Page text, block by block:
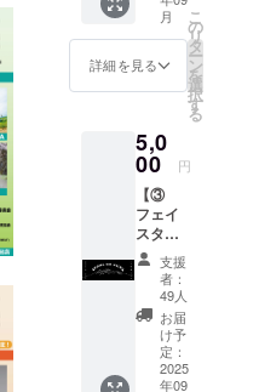
主企画の開
催、 デモ
テープの作
を行う。
同じく弘前
で活動して
CREEPSと
の共同企画
「UPON MY
は、90年代
12oz(裏
ザイ
ン ス
カー
(60mm
×
60mm
円形)
・お礼
のメー
ルをお
送りし
ます 9
月上旬
発送予
RO.イベ
ントロ
ゴをデ
ザイン
したス
カー
(55mm
×90mm
) ・
OYAMA
NONEI
RO.をデ
ザイン
したシ
リコン
バンド
20mm)
月
詳細を見る
こ
の
リ
タ
ー
ン
を
選
択
す
る
5,0
00 円
【③
フェイ
スタオ
ル、ス
テッ
カー、
お礼状
(メー
ル)】 ・
OYAMA
支援
者：
49人
お届
け予
定：
2025
年09